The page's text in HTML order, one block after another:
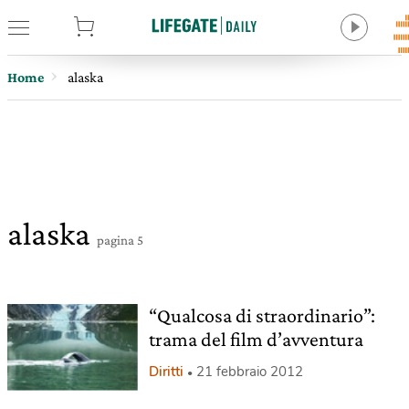
Home alaska
alaska pagina 5
“Qualcosa di straordinario”:
trama del film d’avventura
Diritti 21 febbraio 2012